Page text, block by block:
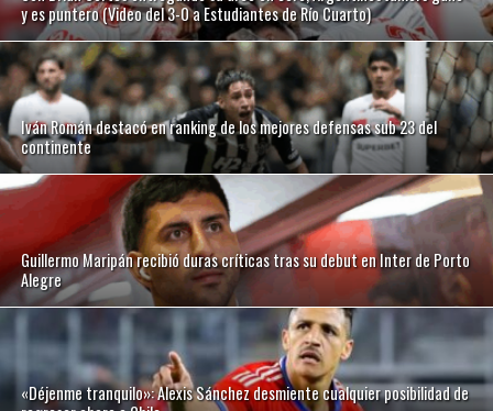
y es puntero (Video del 3-0 a Estudiantes de Río Cuarto)
Iván Román destacó en ranking de los mejores defensas sub 23 del
continente
Guillermo Maripán recibió duras críticas tras su debut en Inter de Porto
Alegre
«Déjenme tranquilo»: Alexis Sánchez desmiente cualquier posibilidad de